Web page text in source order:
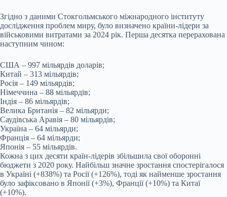
Згідно з даними Стокгольмського міжнародного інституту
дослідження проблем миру, було визначено країни-лідери за
військовими витратами за 2024 рік. Перша десятка перерахована
наступним чином:
США – 997 мільярдів доларів;
Китай – 313 мільярдів;
Росія – 149 мільярдів;
Німеччина – 88 мільярдів;
Індія – 86 мільярдів;
Велика Британія – 82 мільярди;
Саудівська Аравія – 80 мільярдів;
Україна – 64 мільярди;
Франція – 64 мільярди;
Японія – 55 мільярдів.
Кожна з цих десяти країн-лідерів збільшила свої оборонні
бюджети з 2020 року. Найбільш значне зростання спостерігалося
в Україні (+838%) та Росії (+126%), тоді як найменше зростання
було зафіксовано в Японії (+3%), Франції (+10%) та Китаї
(+10%).